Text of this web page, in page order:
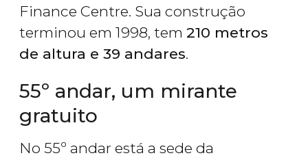
Finance Centre. Sua construção
terminou em 1998, tem 210 metros
de altura e 39 andares.
55º andar, um mirante
gratuito
No 55º andar está a sede da